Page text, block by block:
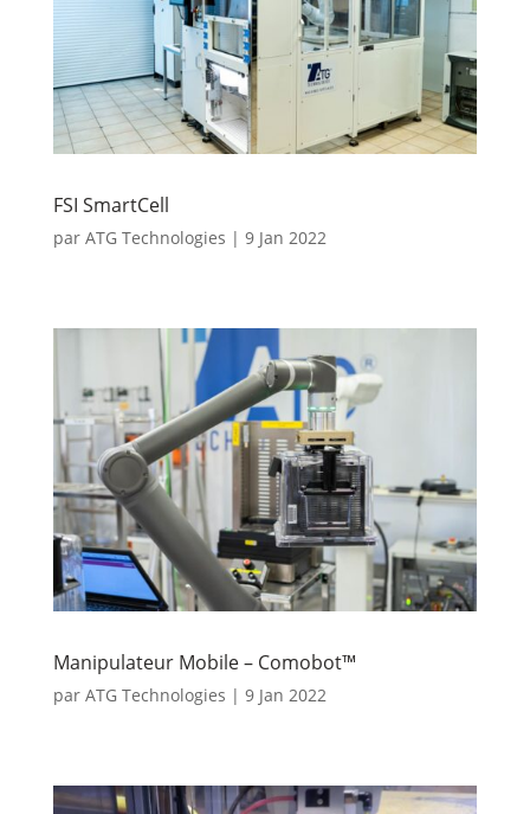
FSI SmartCell
par ATG Technologies | 9 Jan 2022
Manipulateur Mobile – Comobot™
par ATG Technologies | 9 Jan 2022